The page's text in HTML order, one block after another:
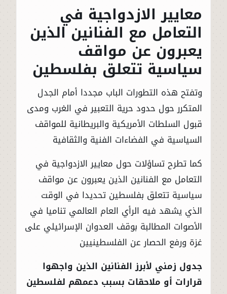
معايير الازدواجية في
التعامل مع الفنانين الذين
يعبرون عن مواقف
سياسية تتعلق بفلسطين
وتفتح هذه التطورات الباب مجددا أمام الجدل
المتكرر حول حدود حرية التعبير في الغرب ومدى
قبول السلطات الأمريكية والبريطانية للمواقف
السياسية في الفضاءات الفنية والثقافية
كما تطرح تساؤلات حول معايير الازدواجية في
التعامل مع الفنانين الذين يعبرون عن مواقف
سياسية تتعلق بفلسطين تحديدا في الوقت
الذي يشهد فيه الرأي العام العالمي تناميا في
الأصوات المطالبة بوقف العدوان الإسرائيلي على
غزة ورفع الحصار عن الفلسطينيين
جدول زمني لأبرز الفنانين الذين واجهوا
قرارات أو ملاحقات بسبب دعمهم لفلسطين